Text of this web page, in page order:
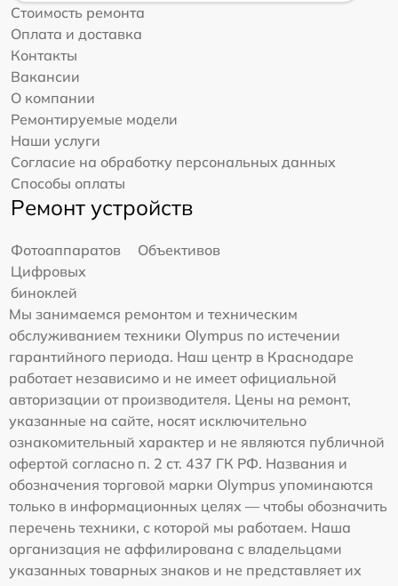
Стоимость ремонта
Оплата и доставка
Контакты
Вакансии
О компании
Ремонтируемые модели
Наши услуги
Согласие на обработку персональных данных
Способы оплаты
Ремонт устройств
Фотоаппаратов
Объективов
Цифровых
биноклей
Мы занимаемся ремонтом и техническим
обслуживанием техники Olympus по истечении
гарантийного периода. Наш центр в Краснодаре
работает независимо и не имеет официальной
авторизации от производителя. Цены на ремонт,
указанные на сайте, носят исключительно
ознакомительный характер и не являются публичной
офертой согласно п. 2 ст. 437 ГК РФ. Названия и
обозначения торговой марки Olympus упоминаются
только в информационных целях — чтобы обозначить
перечень техники, с которой мы работаем. Наша
организация не аффилирована с владельцами
указанных товарных знаков и не представляет их